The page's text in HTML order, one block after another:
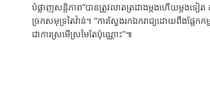
បំផ្លាញ​សន្តិភាព​”​បាន​ត្រូវ​លាតត្រដាង​ម្តងហើយ​ម្តងទៀ
ច្រក​សមុទ្រ​តៃវ៉ាន់។ “ការ​ស្វែងរកឯករាជ្យ​ដោយ​ពឹងផ្អែក​កម្
ជា​ការស្រមើស្រមៃ​តែ​ប៉ុណ្ណោះ​​”​៕